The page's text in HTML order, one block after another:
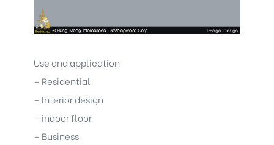
Use and application
– Residential
– Interior design
– indoor floor
– Business